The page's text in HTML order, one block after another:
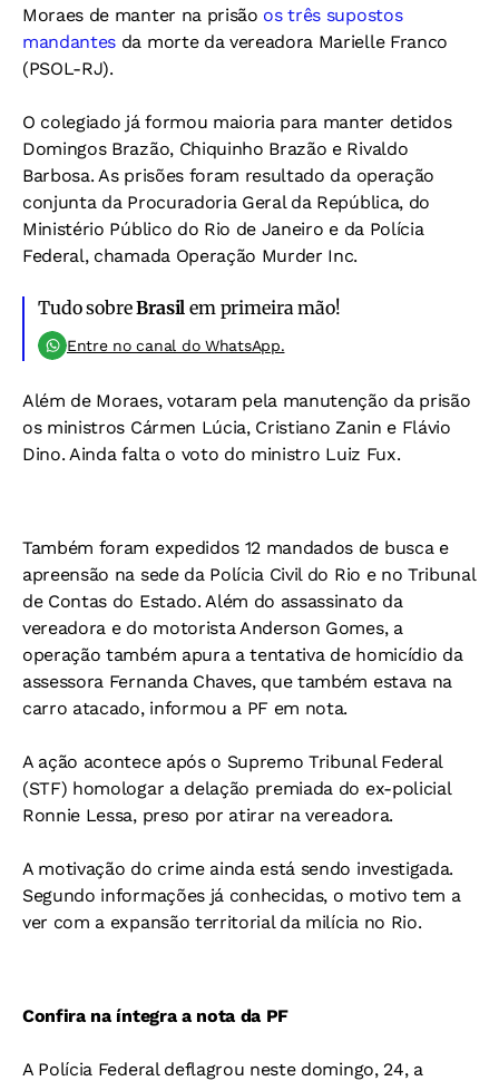
Moraes de manter na prisão os três supostos
mandantes da morte da vereadora Marielle Franco
(PSOL-RJ).
O colegiado já formou maioria para manter detidos
Domingos Brazão, Chiquinho Brazão e Rivaldo
Barbosa. As prisões foram resultado da operação
conjunta da Procuradoria Geral da República, do
Ministério Público do Rio de Janeiro e da Polícia
Federal, chamada Operação Murder Inc.
Tudo sobreBrasil em primeira mão!
Entre no canal do WhatsApp.
Além de Moraes, votaram pela manutenção da prisão
os ministros Cármen Lúcia, Cristiano Zanin e Flávio
Dino. Ainda falta o voto do ministro Luiz Fux.
Também foram expedidos 12 mandados de busca e
apreensão na sede da Polícia Civil do Rio e no Tribunal
de Contas do Estado. Além do assassinato da
vereadora e do motorista Anderson Gomes, a
operação também apura a tentativa de homicídio da
assessora Fernanda Chaves, que também estava na
carro atacado, informou a PF em nota.
A ação acontece após o Supremo Tribunal Federal
(STF) homologar a delação premiada do ex-policial
Ronnie Lessa, preso por atirar na vereadora.
A motivação do crime ainda está sendo investigada.
Segundo informações já conhecidas, o motivo tem a
ver com a expansão territorial da milícia no Rio.
Confira na íntegra a nota da PF
A Polícia Federal deflagrou neste domingo, 24, a